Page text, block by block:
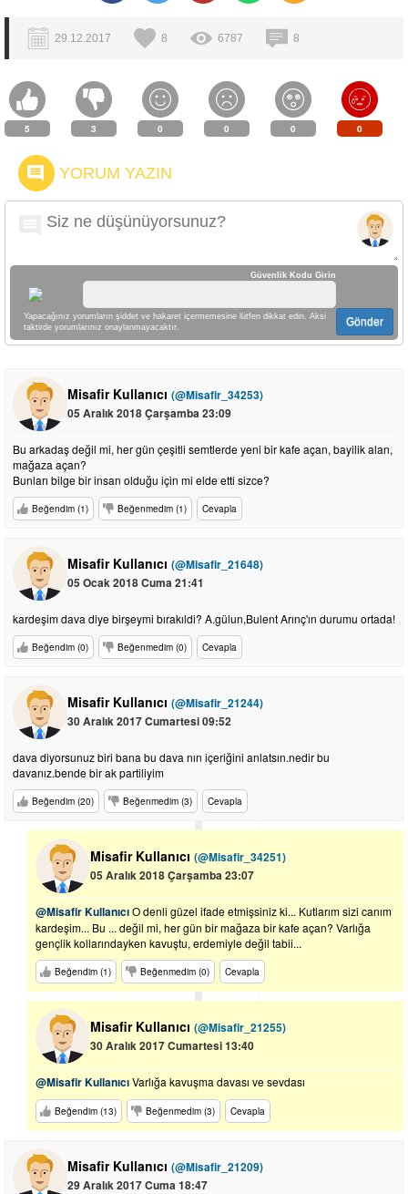
29.12.2017 8 6787 8
5 3 0 0 0 0
YORUM YAZIN
Güvenlik Kodu Girin
Yapacağınız yorumların şiddet ve hakaret içermemesine lütfen dikkat edin. Aksi
taktirde yorumlarınız onaylanmayacaktır.
Gönder
Misafir Kullanıcı (@Misafir_34253)
05 Aralık 2018 Çarşamba 23:09
Bu arkadaş değil mi, her gün çeşitli semtlerde yeni bir kafe açan, bayilik alan,
mağaza açan?
Bunları bilge bir insan olduğu için mi elde etti sizce?
Beğendim (1) Beğenmedim (1) Cevapla
Misafir Kullanıcı (@Misafir_21648)
05 Ocak 2018 Cuma 21:41
kardeşim dava diye birşeymi bırakıldi? A.gülun,Bulent Arınç'ın durumu ortada!
Beğendim (0) Beğenmedim (0) Cevapla
Misafir Kullanıcı (@Misafir_21244)
30 Aralık 2017 Cumartesi 09:52
dava diyorsunuz biri bana bu dava nın içeriğini anlatsın.nedir bu
davanız.bende bir ak partiliyim
Beğendim (20) Beğenmedim (3) Cevapla
Misafir Kullanıcı (@Misafir_34251)
05 Aralık 2018 Çarşamba 23:07
@Misafir KullanıcıO denli güzel ifade etmişsiniz ki... Kutlarım sizi canım
kardeşim... Bu ... değil mi, her gün bir mağaza bir kafe açan? Varlığa
gençlik kollarındayken kavuştu, erdemiyle değil tabii...
Beğendim (1) Beğenmedim (0) Cevapla
Misafir Kullanıcı (@Misafir_21255)
30 Aralık 2017 Cumartesi 13:40
@Misafir KullanıcıVarlığa kavuşma davası ve sevdası
Beğendim (13) Beğenmedim (3) Cevapla
Misafir Kullanıcı (@Misafir_21209)
29 Aralık 2017 Cuma 18:47